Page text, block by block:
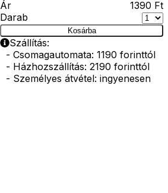
Ár
1390 Ft
Darab
Kosárba
Szállítás:
- Csomagautomata: 1190 forinttól
- Házhozszállítás: 2190 forinttól
- Személyes átvétel: ingyenesen